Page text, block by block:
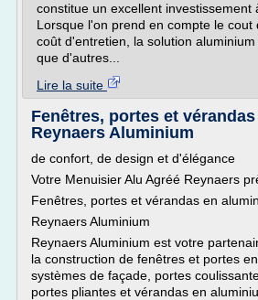
constitue un excellent investissement
Lorsque l'on prend en compte le cout
coût d'entretien, la solution
que d'autres...
Lire la suite
Fenêtres, portes et vérandas
Reynaers Aluminium
de confort, de design et d'élégance
Votre Menuisier Alu Agréé Reynaers
Fenêtres, portes et vérandas en
Reynaers Aluminium
Reynaers Aluminium est votre
la construction de fenêtres et portes
systèmes de façade, portes
portes pliantes et vérandas en